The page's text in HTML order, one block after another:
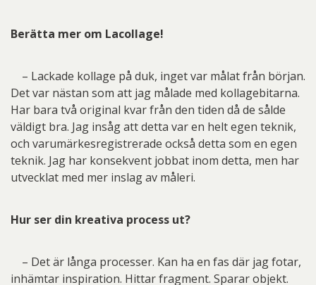
Berätta mer om Lacollage!
– Lackade kollage på duk, inget var målat från början.
Det var nästan som att jag målade med kollagebitarna.
Har bara två original kvar från den tiden då de sålde
väldigt bra. Jag insåg att detta var en helt egen teknik,
och varumärkesregistrerade också detta som en egen
teknik. Jag har konsekvent jobbat inom detta, men har
utvecklat med mer inslag av måleri.
Hur ser din kreativa process ut?
– Det är långa processer. Kan ha en fas där jag fotar,
inhämtar inspiration. Hittar fragment. Sparar objekt.